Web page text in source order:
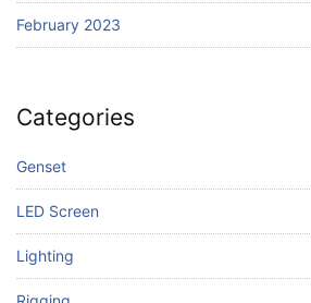
February 2023
Categories
Genset
LED Screen
Lighting